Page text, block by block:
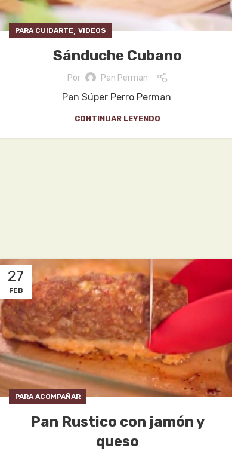
PARA CUIDARTE, VIDEOS
Sánduche Cubano
Por Pan Perman
Pan Súper Perro Perman
CONTINUAR LEYENDO
27
FEB
PARA ACOMPAÑAR
Pan Rustico con jamón y
queso